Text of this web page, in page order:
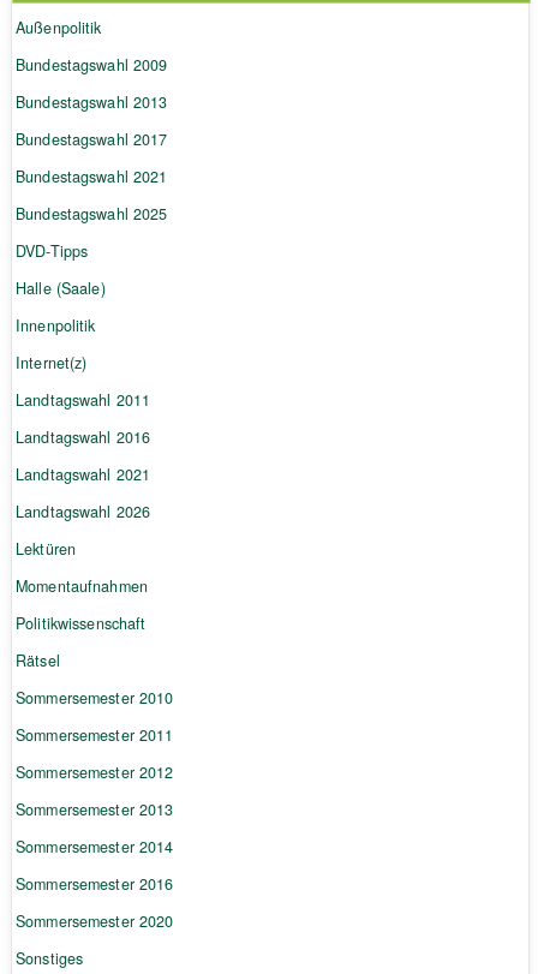
Außenpolitik
Bundestagswahl 2009
Bundestagswahl 2013
Bundestagswahl 2017
Bundestagswahl 2021
Bundestagswahl 2025
DVD-Tipps
Halle (Saale)
Innenpolitik
Internet(z)
Landtagswahl 2011
Landtagswahl 2016
Landtagswahl 2021
Landtagswahl 2026
Lektüren
Momentaufnahmen
Politikwissenschaft
Rätsel
Sommersemester 2010
Sommersemester 2011
Sommersemester 2012
Sommersemester 2013
Sommersemester 2014
Sommersemester 2016
Sommersemester 2020
Sonstiges